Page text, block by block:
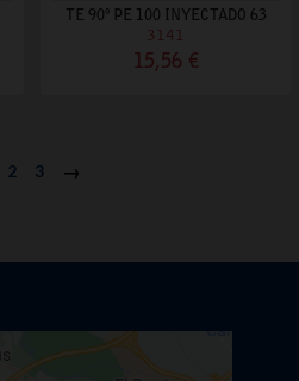
TE 90º PE 100 INYECTADO 63
3141
15,56 €
2 3 Siguiente